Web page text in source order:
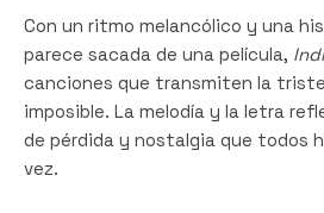
Con un ritmo melancólico y una
parece sacada de una película,
canciones que transmiten la
imposible. La melodía y la letra
de pérdida y nostalgia que todos
vez.